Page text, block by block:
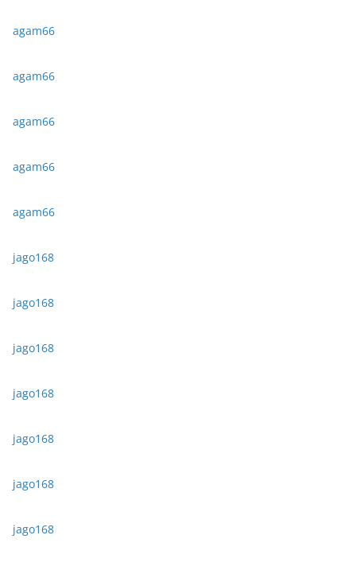
agam66
agam66
agam66
agam66
agam66
jago168
jago168
jago168
jago168
jago168
jago168
jago168